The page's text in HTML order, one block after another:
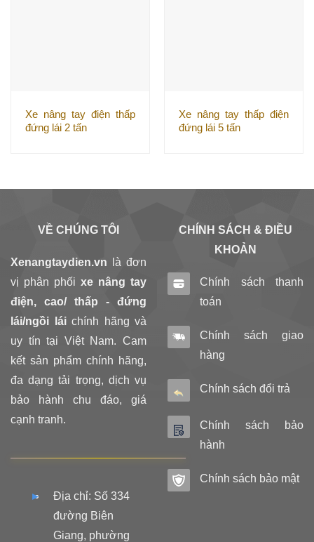
Xe nâng tay điện thấp
đứng lái 2 tấn
Xe nâng tay thấp điện
đứng lái 5 tấn
VỀ CHÚNG TÔI
Xenangtaydien.vn là đơn
vị phân phối xe nâng tay
điện, cao/ thấp - đứng
lái/ngồi láichính hãng và
uy tín tại Việt Nam. Cam
kết sản phẩm chính hãng,
đa dạng tải trọng, dịch vụ
bảo hành chu đáo, giá
cạnh tranh.
Địa chỉ: Số 334
đường Biên
Giang, phường
CHÍNH SÁCH & ĐIỀU
KHOẢN
Chính sách thanh
toán
Chính sách giao
hàng
Chính sách đổi trả
Chính sách bảo
hành
Chính sách bảo mật